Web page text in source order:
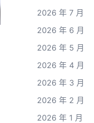
2026 年 7 月
2026 年 6 月
2026 年 5 月
2026 年 4 月
2026 年 3 月
2026 年 2 月
2026 年 1 月